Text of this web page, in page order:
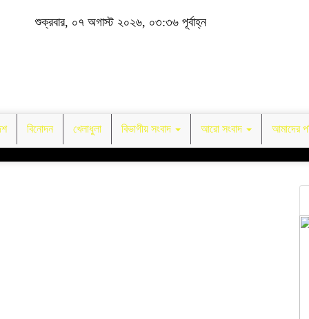
শুক্রবার, ০৭ অগাস্ট ২০২৬, ০৩:৩৬ পূর্বাহ্ন
বিনোদন খেলাধুলা বিভাগীয় সংবাদ আরো সংবাদ আমাদের